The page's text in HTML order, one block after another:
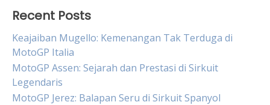
Recent Posts
Keajaiban Mugello: Kemenangan Tak Terduga di
MotoGP Italia
MotoGP Assen: Sejarah dan Prestasi di Sirkuit
Legendaris
MotoGP Jerez: Balapan Seru di Sirkuit Spanyol